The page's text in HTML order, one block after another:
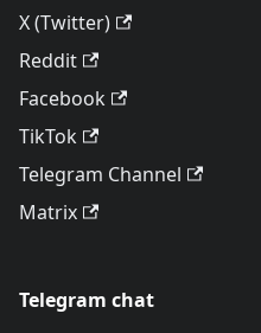
X (Twitter)
Reddit
Facebook
TikTok
Telegram Channel
Matrix
Telegram chat